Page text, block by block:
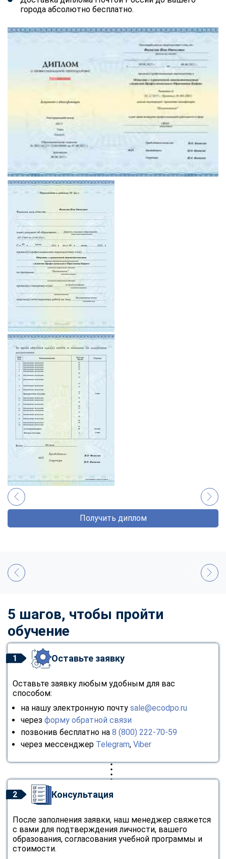
города абсолютно бесплатно.
Получить диплом
5 шагов, чтобы пройти
обучение
1 Оставьте заявку
Оставьте заявку любым удобным для вас
способом:
на нашу электронную почту sale@ecodpo.ru
через форму обратной связи
позвонив бесплатно на 8 (800) 222-70-59
через мессенджер Telegram, Viber
2 Консультация
После заполнения заявки, наш менеджер свяжется
с вами для подтверждения личности, вашего
образования, согласования учебной программы и
стоимости.